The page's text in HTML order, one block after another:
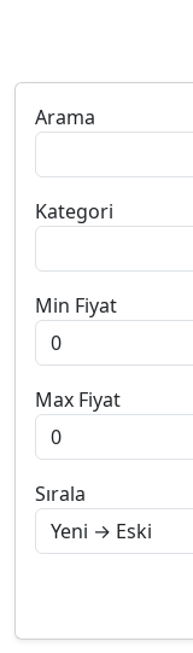
Arama
Kategori
Min Fiyat
Max Fiyat
Sırala